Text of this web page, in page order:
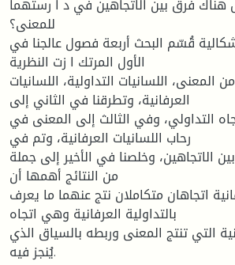
هناك فرق بين الاتجاهين في د ا رستهما
للمعنى؟
قُسّم البحث أربعة فصول عالجنا في
الأول المرتك ا زت النظرية
المعنى، اللسانيات التداولية، اللسانيات
العرفانية، وتطرقنا في الثاني إلى
التداولي، وفي الثالث إلى المعنى في
رحاب اللسانيات العرفانية، وتم في
الاتجاهين، وخلصنا في الأخير إلى جملة
من النتائج أهمها أن
اتجاهان متكاملان نتج عنهما ما يعرف
بالتداولية العرفانية وهي اتجاه
التي تنتج المعنى وربطه بالسياق الذي
يُنجز فيه.